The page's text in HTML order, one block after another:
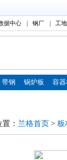
据中心 钢厂 工
带钢 锅炉板 容
： 兰格首页 > 板